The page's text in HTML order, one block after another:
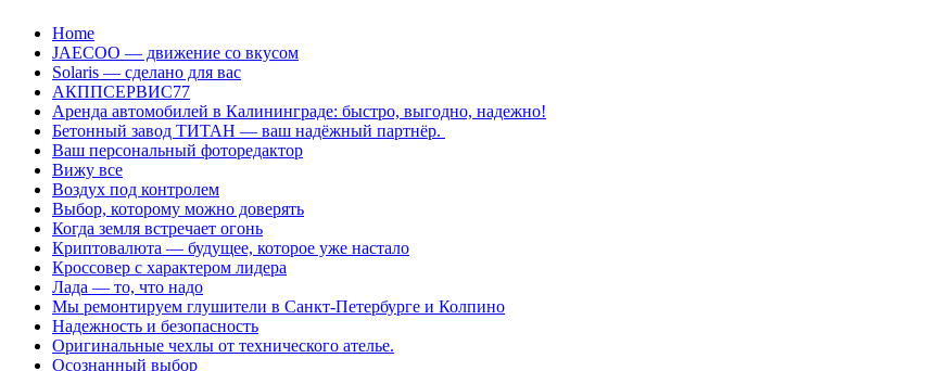
Перейти
содержанию
Home
JAECOO — движение со вкусом
Solaris — сделано для вас
АКППСЕРВИС77
Аренда автомобилей в Калининграде: быстро, выгодно, надежно!
Бетонный завод ТИТАН — ваш надёжный партнёр.
Ваш персональный фоторедактор
Вижу все
Воздух под контролем
Выбор, которому можно доверять
Когда земля встречает огонь
Криптовалюта — будущее, которое уже настало
Кроссовер с характером лидера
Лада — то, что надо
Мы ремонтируем глушители в Санкт-Петербурге и Колпино
Надежность и безопасность
Оригинальные чехлы от технического ателье.
Осознанный выбор